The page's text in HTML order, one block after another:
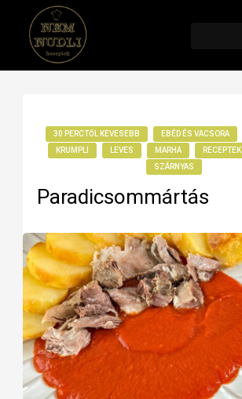
30 PERCTŐL KEVESEBB EBÉD ÉS VACSORA
KRUMPLI
LEVES MARHA RECEPTEK
SZÁRNYAS
Paradicsommártás